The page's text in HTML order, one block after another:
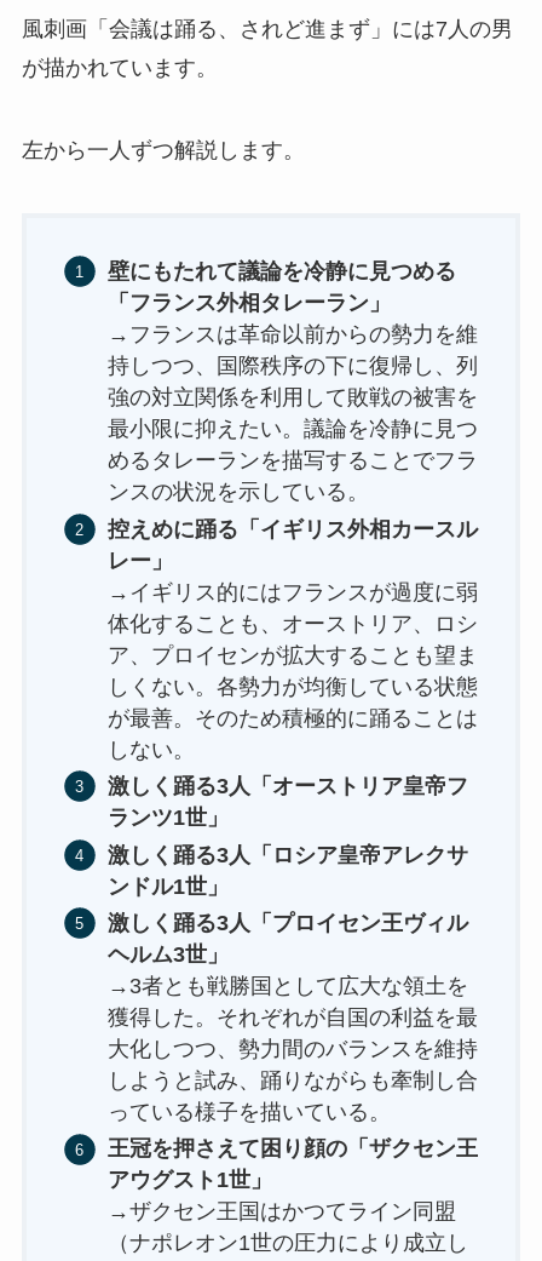
風刺画「会議は踊る、されど進まず」には7人の男
が描かれています。
左から一人ずつ解説します。
壁にもたれて議論を冷静に見つめる
「フランス外相タレーラン」
→フランスは革命以前からの勢力を維
持しつつ、国際秩序の下に復帰し、列
強の対立関係を利用して敗戦の被害を
最小限に抑えたい。議論を冷静に見つ
めるタレーランを描写することでフラ
ンスの状況を示している。
控えめに踊る「イギリス外相カースル
レー」
→イギリス的にはフランスが過度に弱
体化することも、オーストリア、ロシ
ア、プロイセンが拡大することも望ま
しくない。各勢力が均衡している状態
が最善。そのため積極的に踊ることは
しない。
激しく踊る3人「オーストリア皇帝フ
ランツ1世」
激しく踊る3人「ロシア皇帝アレクサ
ンドル1世」
激しく踊る3人「プロイセン王ヴィル
ヘルム3世」
→3者とも戦勝国として広大な領土を
獲得した。それぞれが自国の利益を最
大化しつつ、勢力間のバランスを維持
しようと試み、踊りながらも牽制し合
っている様子を描いている。
王冠を押さえて困り顔の「ザクセン王
アウグスト1世」
→ザクセン王国はかつてライン同盟
（ナポレオン1世の圧力により成立し